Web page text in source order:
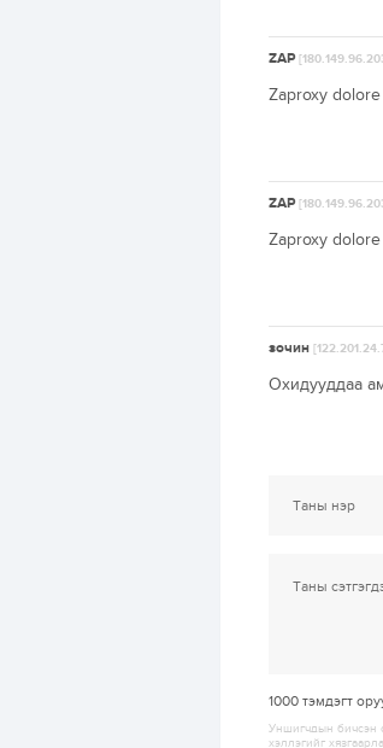
ZAP
Zaproxy
ZAP
Zaproxy
зочин
Охидууддаа
1000 тэмдэгт
Уншигчдын бичсэн
хэллэгийг